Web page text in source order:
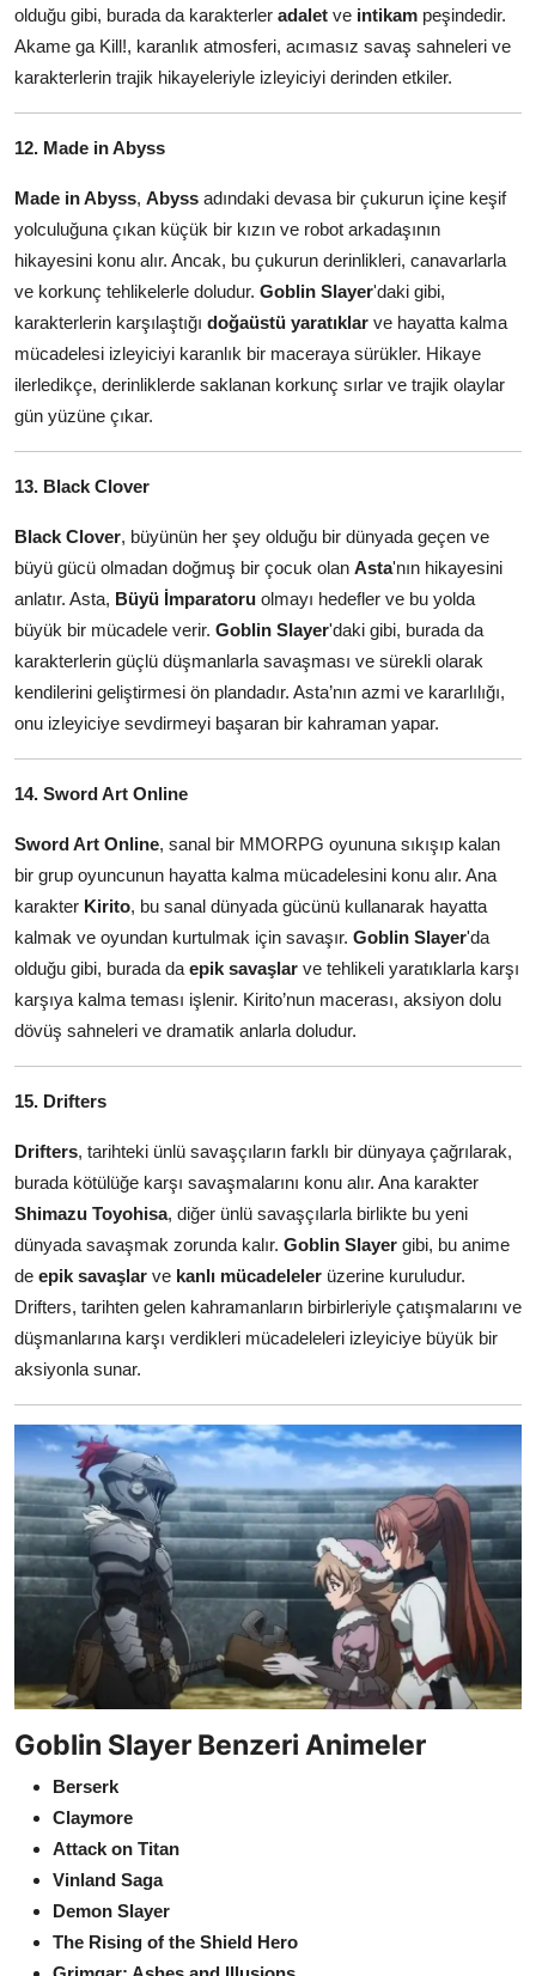
olduğu gibi, burada da karakterler adalet ve intikam peşindedir.
Akame ga Kill!, karanlık atmosferi, acımasız savaş sahneleri ve
karakterlerin trajik hikayeleriyle izleyiciyi derinden etkiler.
12. Made in Abyss
Made in Abyss, Abyss adındaki devasa bir çukurun içine keşif
yolculuğuna çıkan küçük bir kızın ve robot arkadaşının
hikayesini konu alır. Ancak, bu çukurun derinlikleri, canavarlarla
ve korkunç tehlikelerle doludur. Goblin Slayer'daki gibi,
karakterlerin karşılaştığı doğaüstü yaratıklar ve hayatta kalma
mücadelesi izleyiciyi karanlık bir maceraya sürükler. Hikaye
ilerledikçe, derinliklerde saklanan korkunç sırlar ve trajik olaylar
gün yüzüne çıkar.
13. Black Clover
Black Clover, büyünün her şey olduğu bir dünyada geçen ve
büyü gücü olmadan doğmuş bir çocuk olan Asta'nın hikayesini
anlatır. Asta, Büyü İmparatoru olmayı hedefler ve bu yolda
büyük bir mücadele verir. Goblin Slayer'daki gibi, burada da
karakterlerin güçlü düşmanlarla savaşması ve sürekli olarak
kendilerini geliştirmesi ön plandadır. Asta’nın azmi ve kararlılığı,
onu izleyiciye sevdirmeyi başaran bir kahraman yapar.
14. Sword Art Online
Sword Art Online, sanal bir MMORPG oyununa sıkışıp kalan
bir grup oyuncunun hayatta kalma mücadelesini konu alır. Ana
karakter Kirito, bu sanal dünyada gücünü kullanarak hayatta
kalmak ve oyundan kurtulmak için savaşır. Goblin Slayer'da
olduğu gibi, burada da epik savaşlar ve tehlikeli yaratıklarla karşı
karşıya kalma teması işlenir. Kirito’nun macerası, aksiyon dolu
dövüş sahneleri ve dramatik anlarla doludur.
15. Drifters
Drifters, tarihteki ünlü savaşçıların farklı bir dünyaya çağrılarak,
burada kötülüğe karşı savaşmalarını konu alır. Ana karakter
Shimazu Toyohisa, diğer ünlü savaşçılarla birlikte bu yeni
dünyada savaşmak zorunda kalır. Goblin Slayer gibi, bu anime
de epik savaşlar ve kanlı mücadeleler üzerine kuruludur.
Drifters, tarihten gelen kahramanların birbirleriyle çatışmalarını ve
düşmanlarına karşı verdikleri mücadeleleri izleyiciye büyük bir
aksiyonla sunar.
Goblin Slayer Benzeri Animeler
Berserk
Claymore
Attack on Titan
Vinland Saga
Demon Slayer
The Rising of the Shield Hero